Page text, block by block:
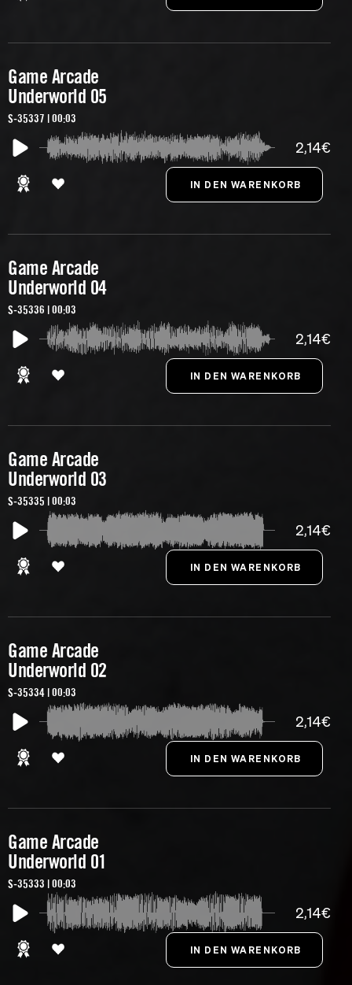
Game Arcade
Underworld 05
S-35337 | 00:03
2,14€
Game Arcade
Underworld 04
S-35336 | 00:03
2,14€
Game Arcade
Underworld 03
S-35335 | 00:03
2,14€
Game Arcade
Underworld 02
S-35334 | 00:03
2,14€
Game Arcade
Underworld 01
S-35333 | 00:03
2,14€